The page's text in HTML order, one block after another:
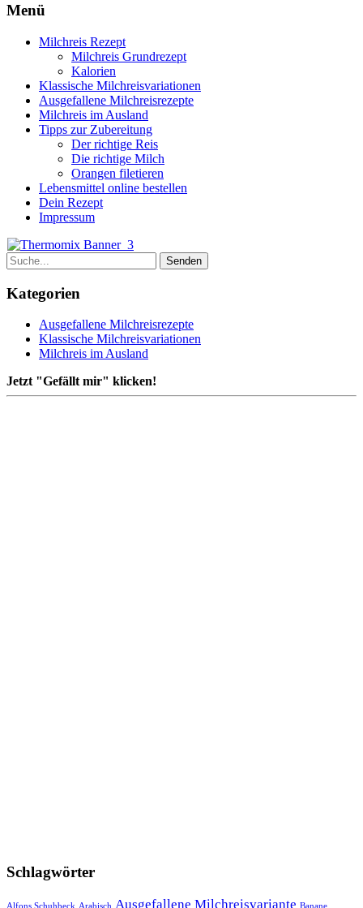
Menü
Milchreis Rezept
Milchreis Grundrezept
Kalorien
Klassische Milchreisvariationen
Ausgefallene Milchreisrezepte
Milchreis im Ausland
Tipps zur Zubereitung
Der richtige Reis
Die richtige Milch
Orangen filetieren
Lebensmittel online bestellen
Dein Rezept
Impressum
Kategorien
Ausgefallene Milchreisrezepte
Klassische Milchreisvariationen
Milchreis im Ausland
Jetzt "Gefällt mir" klicken!
Schlagwörter
Alfons Schuhbeck Arabisch Ausgefallene Milchreisvariante Banane